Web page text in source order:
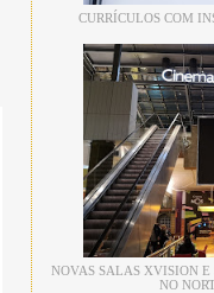
CURRÍCULOS COM
NOVAS SALAS XVISION E
NO